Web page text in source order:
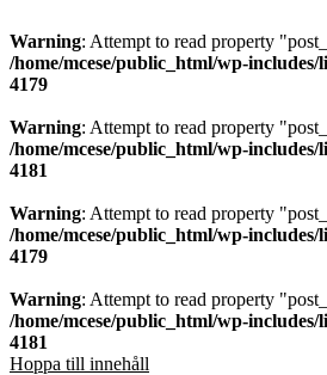
Warning: Attempt to read property
/home/mcese/public_html/wp-
4179
Warning: Attempt to read property
/home/mcese/public_html/wp-
4181
Warning: Attempt to read property
/home/mcese/public_html/wp-
4179
Warning: Attempt to read property
/home/mcese/public_html/wp-
4181
Hoppa till innehåll